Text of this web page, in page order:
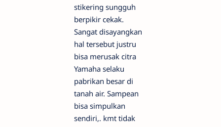
stikering sungguh
berpikir cekak.
Sangat disayangkan
hal tersebut justru
bisa merusak citra
Yamaha selaku
pabrikan besar di
tanah air. Sampean
bisa simpulkan
sendiri,. kmt tidak